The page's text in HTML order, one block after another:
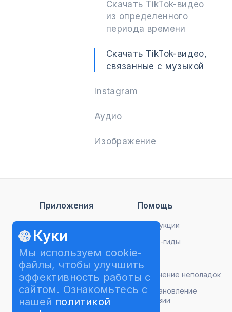
Скачать TikTok-видео
из определенного
периода времени
Скачать TikTok-видео,
связанные с музыкой
Instagram
Аудио
Изображение
Куки
Мы используем cookie-
файлы, чтобы улучшить
эффективность работы с
сайтом. Ознакомьтесь с
нашей политикой
Приложения
TikTok Downloader
Instagram Downloader
YouTube to MP3
Image Compressor
Video to MP3
Помощь
Инструкции
Видео-гиды
Устранение неполадок
Восстановление
лицензии